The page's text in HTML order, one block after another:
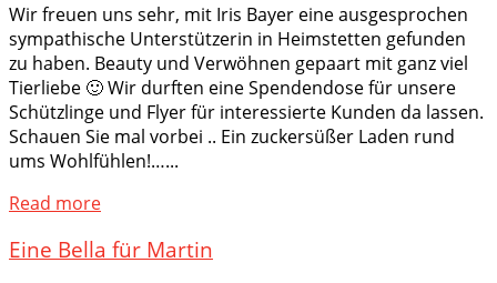
Wir freuen uns sehr, mit Iris Bayer eine ausgesprochen
sympathische Unterstützerin in Heimstetten gefunden
zu haben. Beauty und Verwöhnen gepaart mit ganz viel
Tierliebe 🙂 Wir durften eine Spendendose für unsere
Schützlinge und Flyer für interessierte Kunden da lassen.
Schauen Sie mal vorbei .. Ein zuckersüßer Laden rund
ums Wohlfühlen!…...
Read more
Eine Bella für Martin